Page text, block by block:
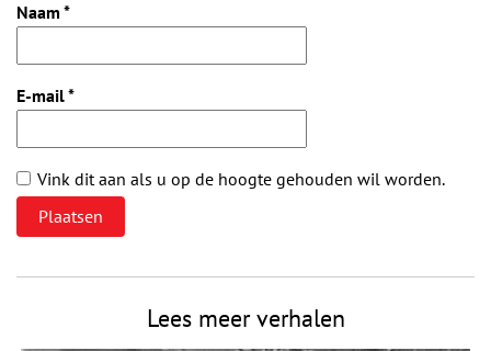
Naam *
E-mail*
Vink dit aan als u op de hoogte gehouden wil worden.
Lees meer verhalen